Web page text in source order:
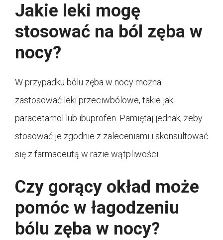
Jakie leki mogę
stosować na ból zęba w
nocy?
W przypadku bólu zęba w nocy można
zastosować leki przeciwbólowe, takie jak
paracetamol lub ibuprofen. Pamiętaj jednak, żeby
stosować je zgodnie z zaleceniami i skonsultować
się z farmaceutą w razie wątpliwości.
Czy gorący okład może
pomóc w łagodzeniu
bólu zęba w nocy?